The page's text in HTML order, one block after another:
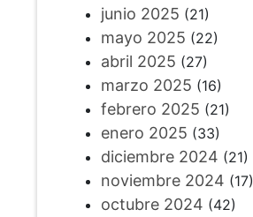
junio 2025 (21)
mayo 2025 (22)
abril 2025 (27)
marzo 2025 (16)
febrero 2025 (21)
enero 2025 (33)
diciembre 2024 (21)
noviembre 2024 (17)
octubre 2024 (42)